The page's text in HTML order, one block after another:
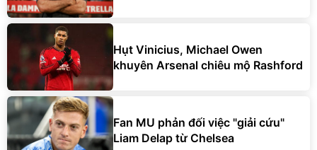
Hụt Vinicius, Michael Owen
khuyên Arsenal chiêu mộ Rashford
Fan MU phản đối việc "giải cứu"
Liam Delap từ Chelsea